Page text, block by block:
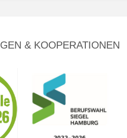
& KOOPERATIONEN